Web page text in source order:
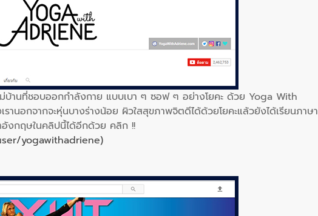
านที่ชอบออกกำลังกาย แบบเบา ๆ ซอฟ ๆ อย่างโยคะ ด้วย Yoga With
านอกจากจะหุ่นบางร่างน้อย ผิวใสสุขภาพจิตดีได้ด้วยโยคะแล้วยังได้เรียนภาษา
อังกฤษในคลิปนี้ได้อีกด้วย คลิก !!
yogawithadriene)